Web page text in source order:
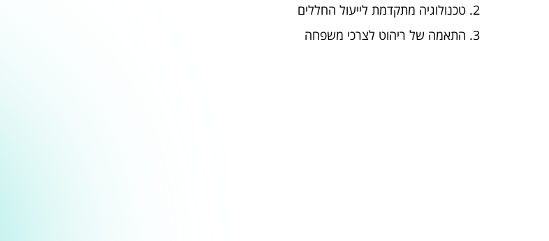
טכנולוגיה מתקדמת לייעול החללים
התאמה של ריהוט לצרכי משפחה